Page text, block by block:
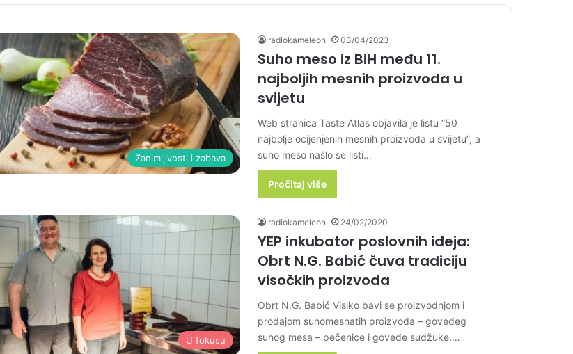
Zanimljivosti i zabava
radiokameleon 03/04/2023
Suho meso iz BiH među 11.
najboljih mesnih proizvoda u
svijetu
Web stranica Taste Atlas objavila je listu “50
najbolje ocijenjenih mesnih proizvoda u svijetu”, a
suho meso našlo se listi…
Pročitaj više
U fokusu
radiokameleon 24/02/2020
YEP inkubator poslovnih ideja:
Obrt N.G. Babić čuva tradiciju
visočkih proizvoda
Obrt N.G. Babić Visiko bavi se proizvodnjom i
prodajom suhomesnatih proizvoda – goveđeg
suhog mesa – pečenice i goveđe sudžuke.…